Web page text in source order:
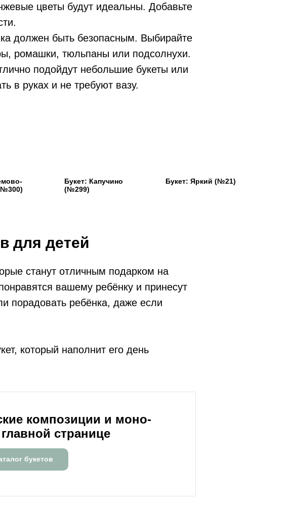
цветы будут идеальны. Добавьте
должен быть безопасным. Выбирайте
ромашки, тюльпаны или подсолнухи.
подойдут небольшие букеты или
в руках и не требуют вазу.
Букет: Капучино
(№299)
Букет: Яркий (№21)
для детей
станут отличным подарком на
вашему ребёнку и принесут
порадовать ребёнка, даже если
который наполнит его день
композиции и моно-
странице
букетов